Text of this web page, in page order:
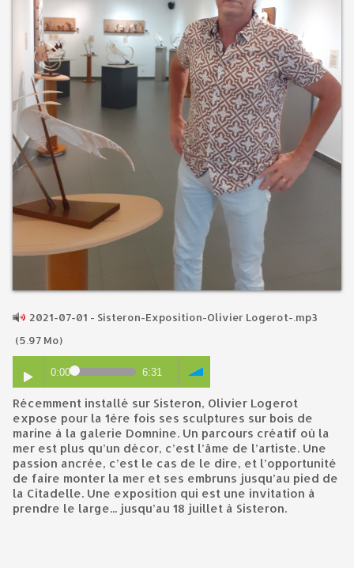
2021-07-01 - Sisteron-Exposition-Olivier Logerot-.mp3
(5.97 Mo)
0:00 6:31
Récemment installé sur Sisteron, Olivier Logerot
expose pour la 1ère fois ses sculptures sur bois de
marine à la galerie Domnine. Un parcours créatif où la
mer est plus qu’un décor, c’est l’âme de l’artiste. Une
passion ancrée, c’est le cas de le dire, et l’opportunité
de faire monter la mer et ses embruns jusqu’au pied de
la Citadelle. Une exposition qui est une invitation à
prendre le large... jusqu’au 18 juillet à Sisteron.